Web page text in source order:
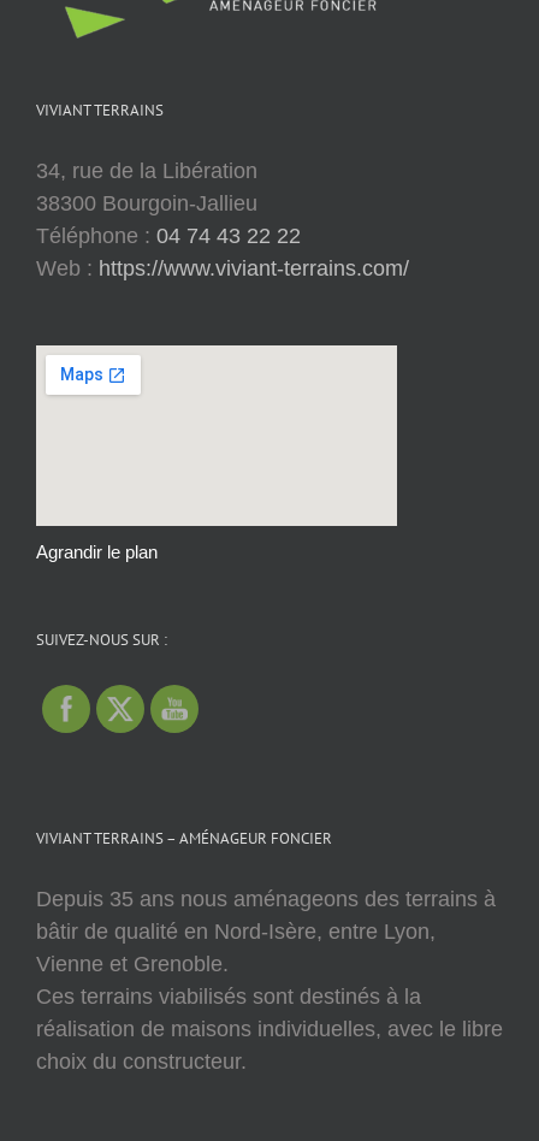
VIVIANT TERRAINS
34, rue de la Libération
38300 Bourgoin-Jallieu
Téléphone : 04 74 43 22 22
Web : https://www.viviant-terrains.com/
Agrandir le plan
SUIVEZ-NOUS SUR :
VIVIANT TERRAINS – AMÉNAGEUR FONCIER
Depuis 35 ans nous aménageons des terrains à
bâtir de qualité en Nord-Isère, entre Lyon,
Vienne et Grenoble.
Ces terrains viabilisés sont destinés à la
réalisation de maisons individuelles, avec le libre
choix du constructeur.